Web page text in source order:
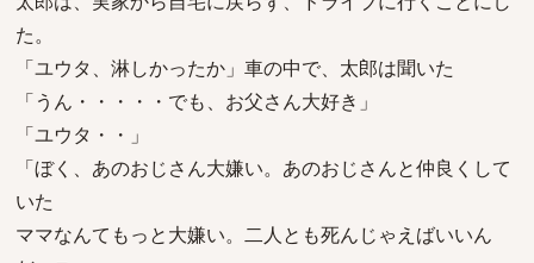
た。
「ユウタ、淋しかったか」車の中で、太郎は聞いた
「うん・・・・・でも、お父さん大好き」
「ユウタ・・」
「ぼく、あのおじさん大嫌い。あのおじさんと仲良くして
いた
ママなんてもっと大嫌い。二人とも死んじゃえばいいん